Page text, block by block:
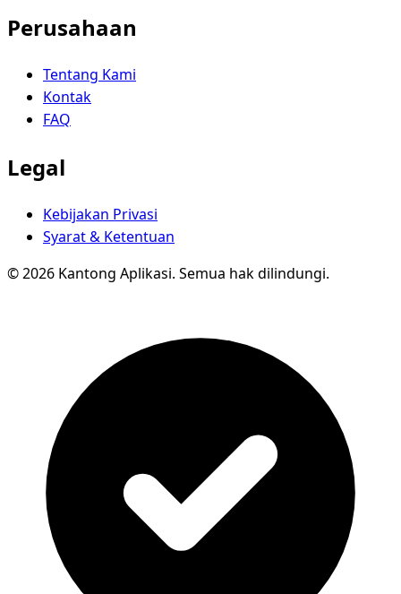
Perusahaan
Tentang Kami
Kontak
FAQ
Legal
Kebijakan Privasi
Syarat & Ketentuan
© 2026 Kantong Aplikasi. Semua hak dilindungi.